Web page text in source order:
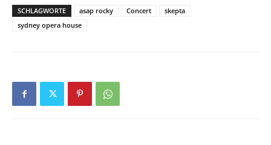
SCHLAGWORTE asap rocky Concert
skepta
sydney opera house